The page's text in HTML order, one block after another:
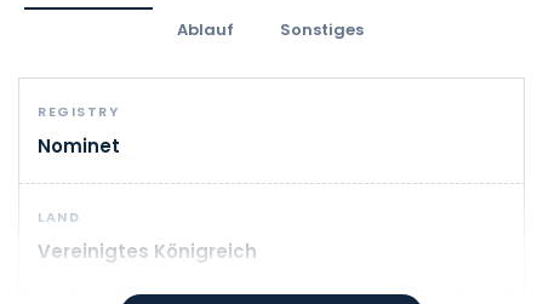
Ablauf
Sonstiges
REGISTRY
Nominet
LAND
Vereinigtes Königreich